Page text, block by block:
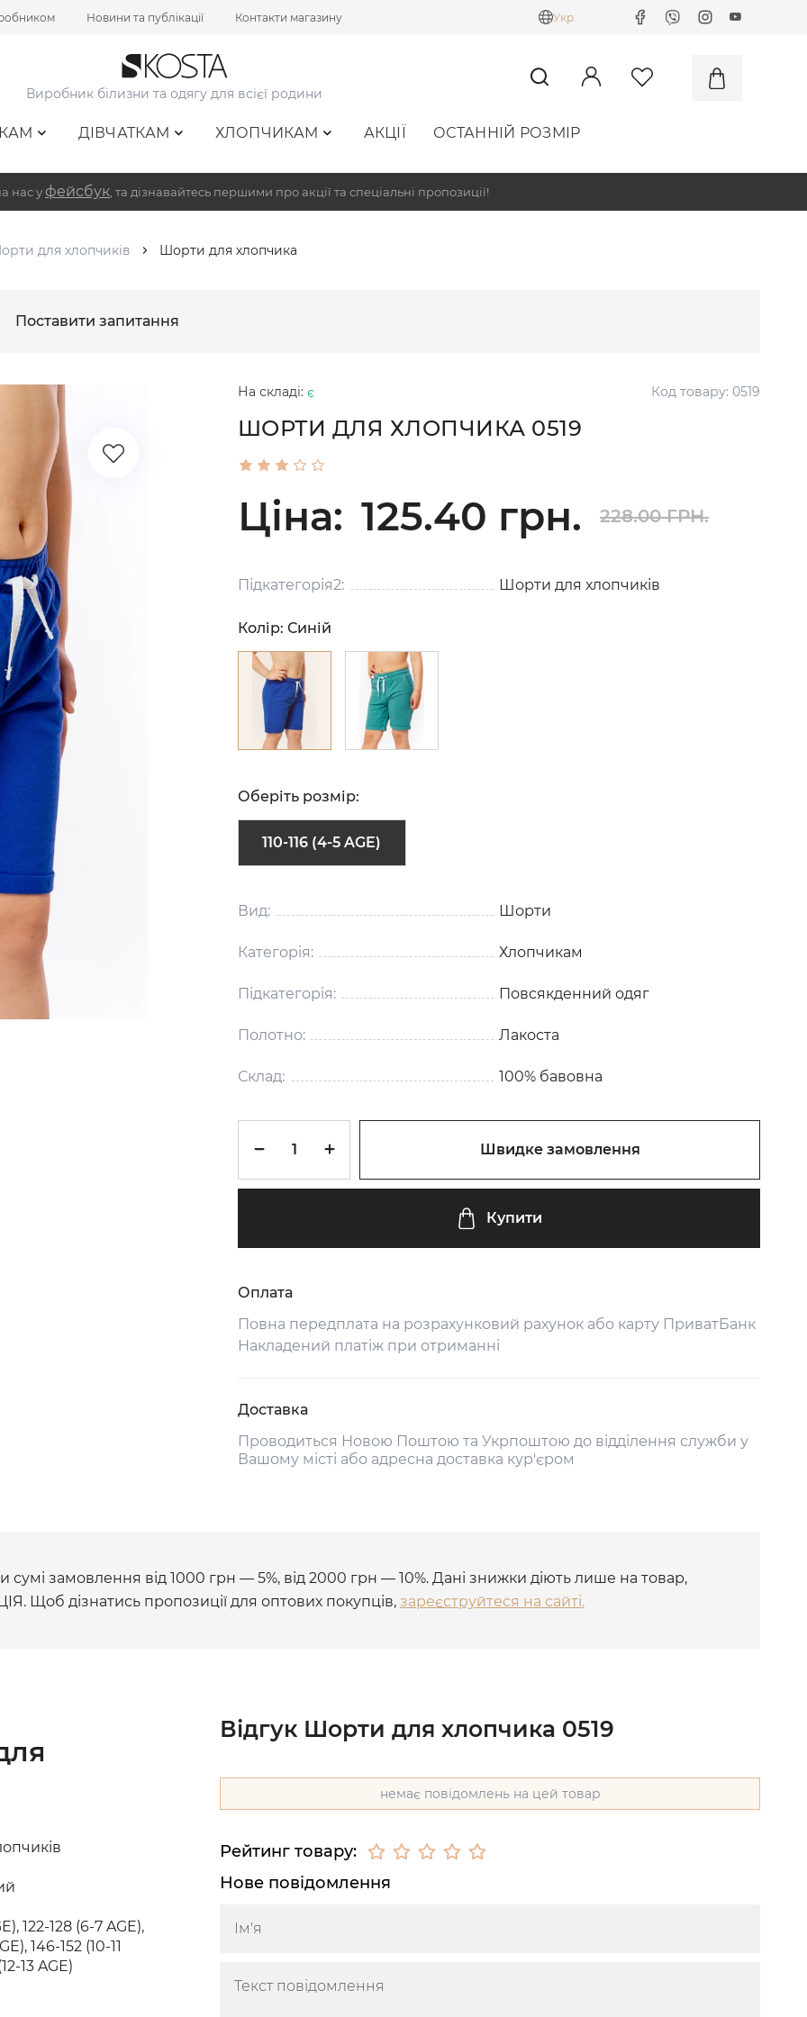
Новини та публікації Контакти магазину Укр
Виробник білизни та одягу для всієї родини
ДІВЧАТКАМ ХЛОПЧИКАМ АКЦІЇ ОСТАННІЙ РОЗМІР
нас у фейсбук , та дізнавайтесь першими про акції та спеціальні пропозиції!
для хлопчиків Шорти для хлопчика
Поставити запитання
На складі: є Код товару: 0519
ШОРТИ ДЛЯ ХЛОПЧИКА 0519
Ціна: 125.40 грн. 228.00 ГРН.
Підкатегорія2: Шорти для хлопчиків
Колір: Синій
Оберіть розмір:
110-116 (4-5 AGE)
Вид: Шорти
Категорія: Хлопчикам
Підкатегорія: Повсякденний одяг
Полотно: Лакоста
Склад: 100% бавовна
Швидке замовлення
Купити
Оплата
Повна передплата на розрахунковий рахунок або карту ПриватБанк
Накладений платіж при отриманні
Доставка
Проводиться Новою Поштою та Укрпоштою до відділення служби у
Вашому місті або адресна доставка кур'єром
сумі замовлення від 1000 грн — 5%, від 2000 грн — 10%. Дані знижки діють лише на товар,
Щоб дізнатись пропозиції для оптових покупців, зареєструйтеся на сайті.
122-128 (6-7 AGE),
146-152 (10-11
13 AGE)
Відгук Шорти для хлопчика 0519
немає повідомлень на цей товар
Рейтинг товару:
Нове повідомлення